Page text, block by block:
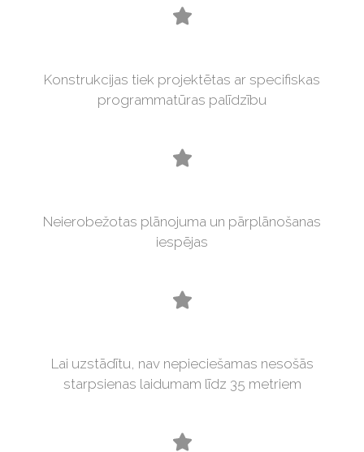
Konstrukcijas tiek projektētas ar specifiskas
programmatūras palīdzību
Neierobežotas plānojuma un pārplānošanas
iespējas
Lai uzstādītu, nav nepieciešamas nesošās
starpsienas laidumam līdz 35 metriem